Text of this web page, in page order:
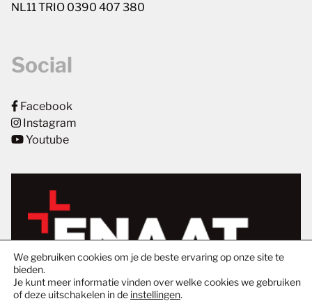
NL11 TRIO 0390 407 380
Social
Facebook
Instagram
Youtube
We gebruiken cookies om je de beste ervaring op onze site te
bieden.
Je kunt meer informatie vinden over welke cookies we gebruiken
of deze uitschakelen in de instellingen.